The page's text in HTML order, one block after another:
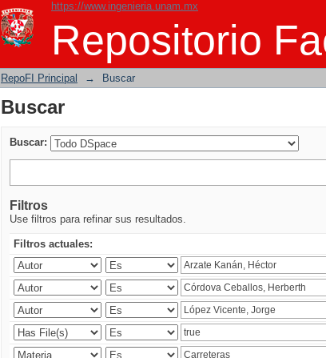
https://www.ingenieria.unam.mx
Repositorio
Buscar
RepoFI Principal → Buscar
Buscar
Buscar:
Filtros
Use filtros para refinar sus resultados.
Filtros actuales: